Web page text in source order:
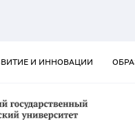
И ИННОВАЦИИ